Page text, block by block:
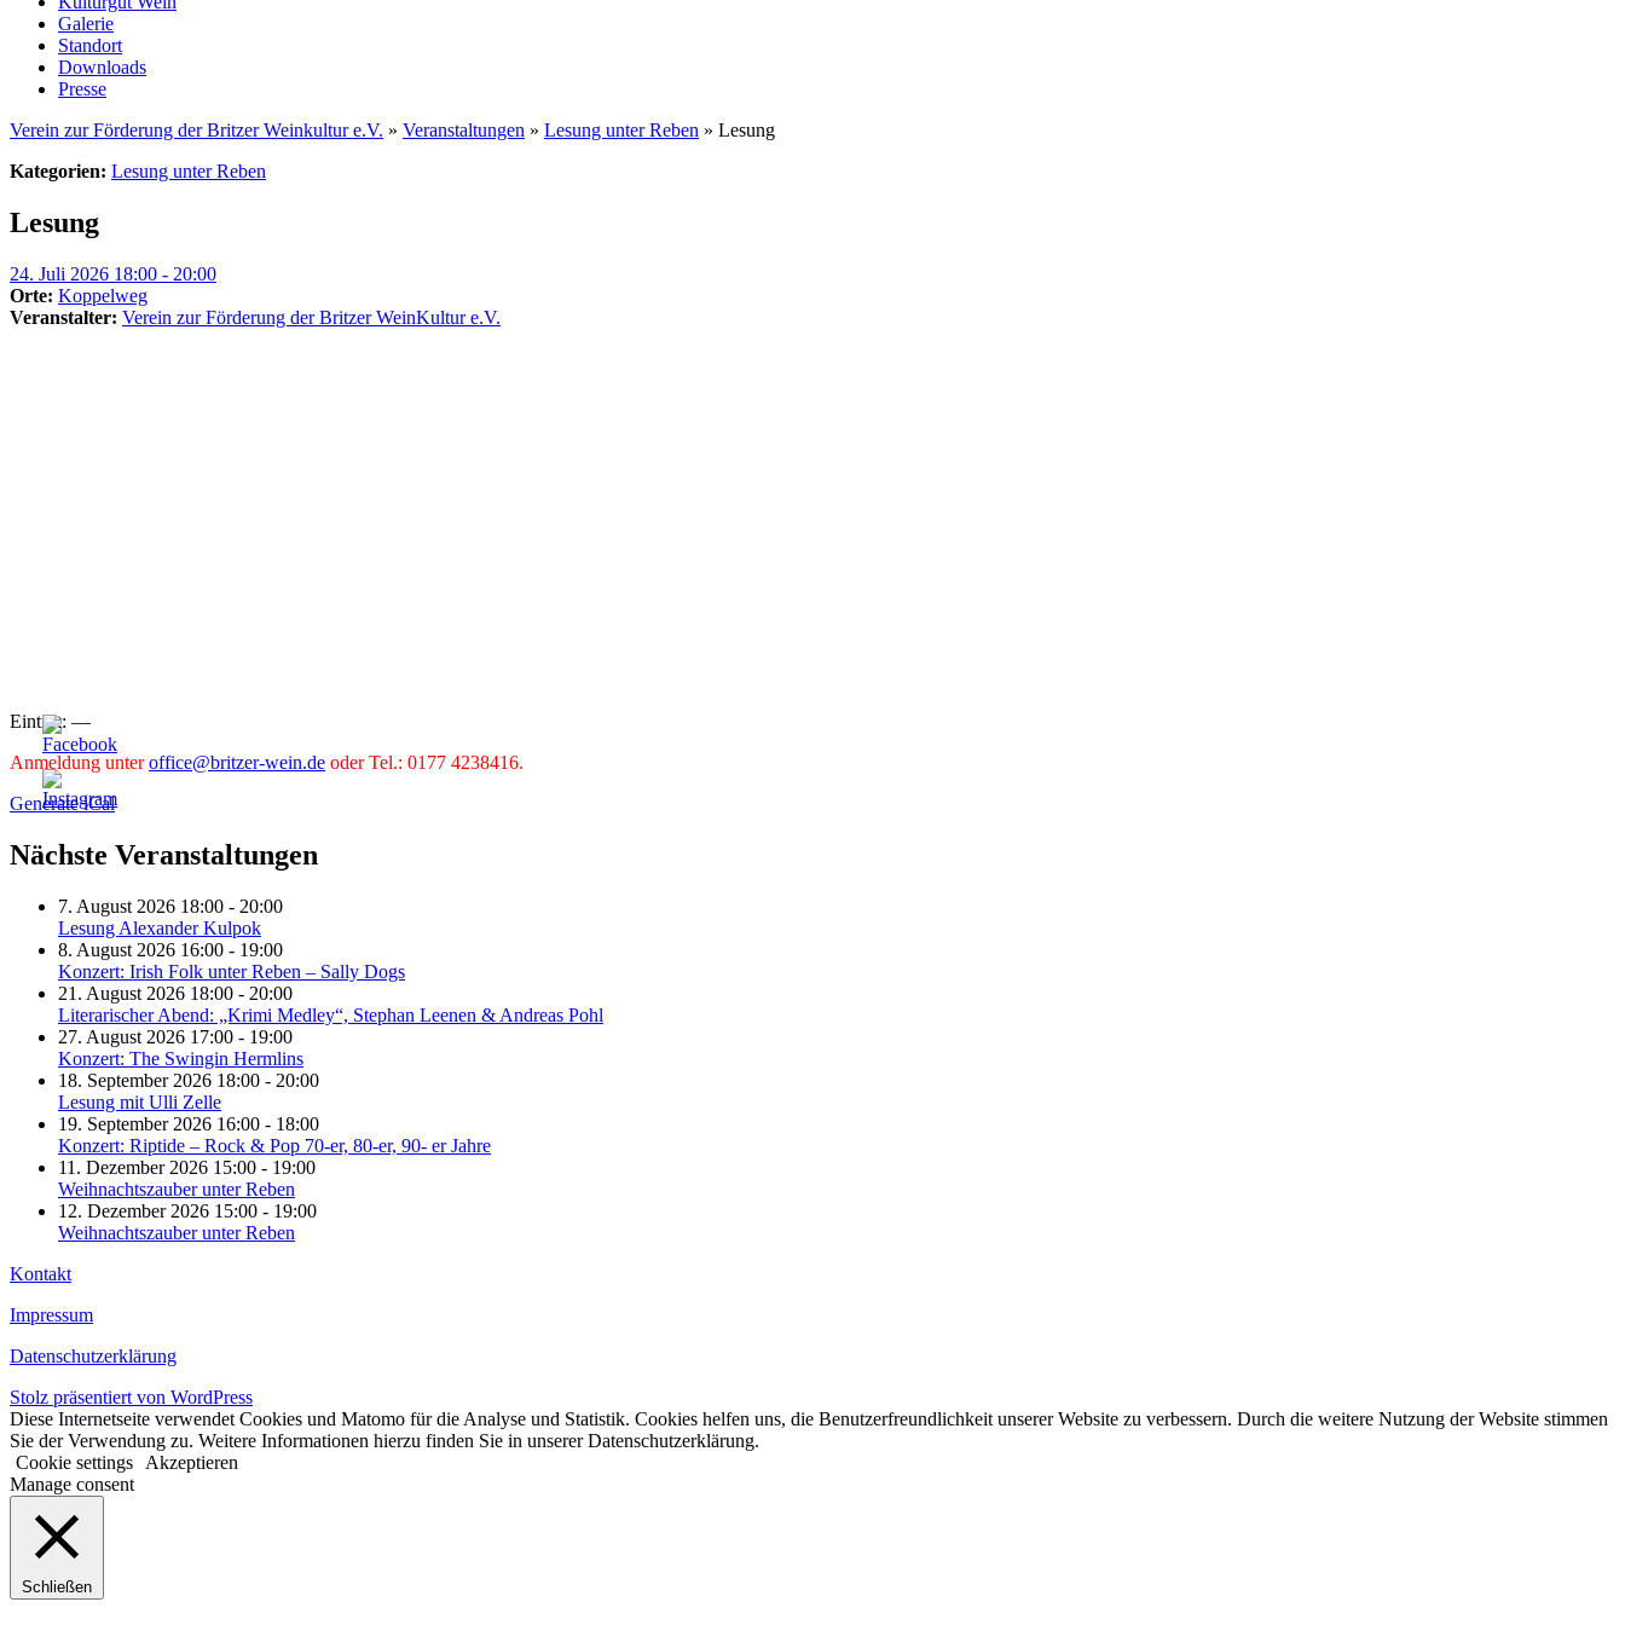
Galerie
Standort
Downloads
Presse
Verein zur Förderung der Britzer Weinkultur e.V. » Veranstaltungen » Lesung unter Reben » Lesung
Kategorien: Lesung unter Reben
Lesung
24. Juli 2026 18:00 - 20:00
Orte: Koppelweg
Veranstalter: Verein zur Förderung der Britzer WeinKultur e.V.
Eintritt: —
Anmeldung unteroffice@britzer-wein.de oder Tel.: 0177 4238416.
Generate iCal
Nächste Veranstaltungen
7. August 2026 18:00 - 20:00
Lesung Alexander Kulpok
8. August 2026 16:00 - 19:00
Konzert: Irish Folk unter Reben – Sally Dogs
21. August 2026 18:00 - 20:00
Literarischer Abend: „Krimi Medley“, Stephan Leenen & Andreas Pohl
27. August 2026 17:00 - 19:00
Konzert: The Swingin Hermlins
18. September 2026 18:00 - 20:00
Lesung mit Ulli Zelle
19. September 2026 16:00 - 18:00
Konzert: Riptide – Rock & Pop 70-er, 80-er, 90- er Jahre
11. Dezember 2026 15:00 - 19:00
Weihnachtszauber unter Reben
12. Dezember 2026 15:00 - 19:00
Weihnachtszauber unter Reben
Kontakt
Impressum
Datenschutzerklärung
Stolz präsentiert von WordPress
Diese Internetseite verwendet Cookies und Matomo für die Analyse und Statistik. Cookies helfen uns, die Benutzerfreundlichkeit unserer Website zu verbessern. Durch die weitere Nutzung der Website stimmen
Sie der Verwendung zu. Weitere Informationen hierzu finden Sie in unserer Datenschutzerklärung.
Cookie settings
Akzeptieren
Manage consent
Schließen